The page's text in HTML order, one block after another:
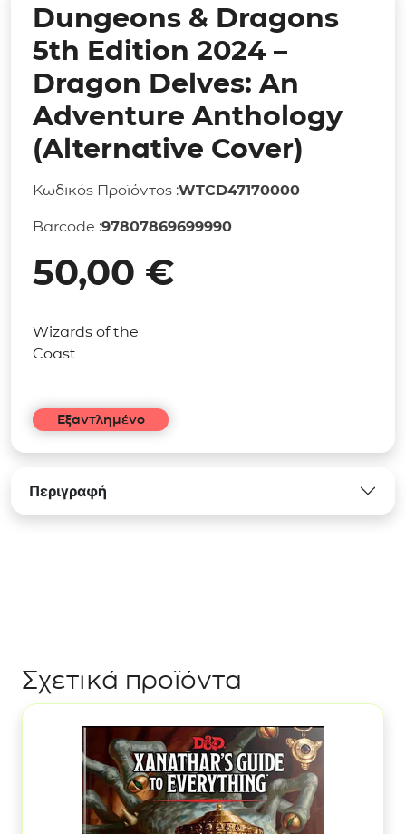
Dungeons & Dragons
5th Edition 2024 –
Dragon Delves: An
Adventure Anthology
(Alternative Cover)
Κωδικός Προϊόντος :WTCD47170000
Barcode :97807869699990
50,00 €
Wizards of the
Coast
Εξαντλημένο
Περιγραφή
Σχετικά προϊόντα